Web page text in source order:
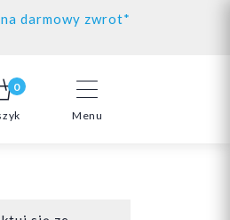
darmowy zwrot*
Menu
0